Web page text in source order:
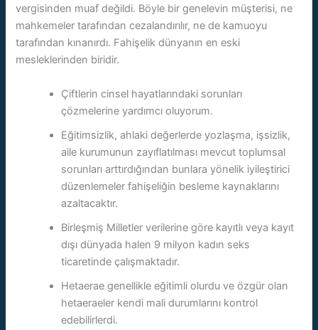
vergisinden muaf değildi. Böyle bir genelevin müşterisi, ne
mahkemeler tarafından cezalandırılır, ne de kamuoyu
tarafından kınanırdı. Fahişelik dünyanın en eski
mesleklerinden biridir.
Çiftlerin cinsel hayatlarındaki sorunları
çözmelerine yardımcı oluyorum.
Eğitimsizlik, ahlaki değerlerde yozlaşma, işsizlik,
aile kurumunun zayıflatılması mevcut toplumsal
sorunları arttırdığından bunlara yönelik iyileştirici
düzenlemeler fahişeliğin besleme kaynaklarını
azaltacaktır.
Birleşmiş Milletler verilerine göre kayıtlı veya kayıt
dışı dünyada halen 9 milyon kadın seks
ticaretinde çalışmaktadır.
Hetaerae genellikle eğitimli olurdu ve özgür olan
hetaeraeler kendi mali durumlarını kontrol
edebilirlerdi.